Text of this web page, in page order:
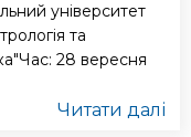
університет
та
28 вересня
Читати далі